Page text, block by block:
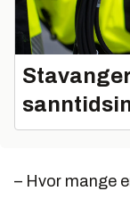
– Hvor mange